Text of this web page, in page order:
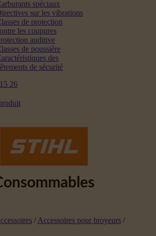
spéciaux
sur les vibrations
de protection
les coupures
auditive
de poussière
des
de sécurité
26
/ Accessoires pour broyeurs /